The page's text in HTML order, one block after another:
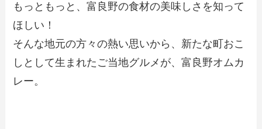
もっともっと、富良野の食材の美味しさを知って
ほしい！
そんな地元の方々の熱い思いから、新たな町おこ
しとして生まれたご当地グルメが、富良野オムカ
レー。